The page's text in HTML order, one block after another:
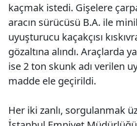
kaçmak istedi. Gişelere
aracın sürücüsü B.A. ile
uyuşturucu kaçakçısı
gözaltına alındı. Araçlarda
ise 2 ton skunk adı verilen
madde ele geçirildi.
Her iki zanlı, sorgulanmak